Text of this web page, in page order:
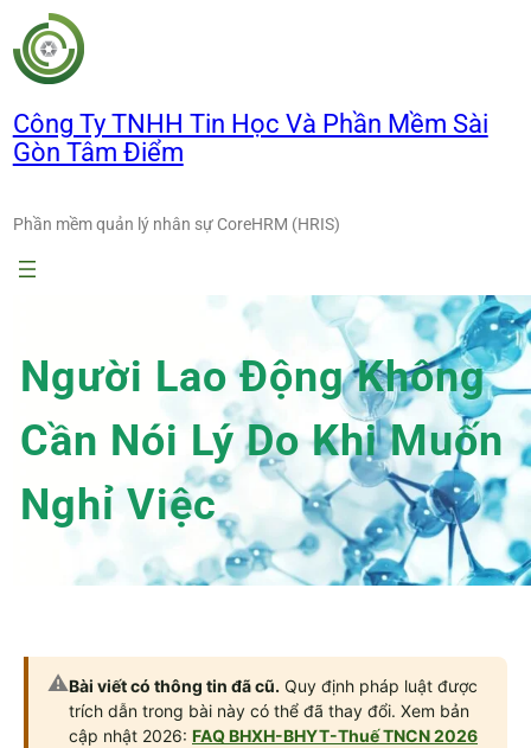
Chuyển
đến
phần
dung
Công Ty TNHH Tin Học Và Phần Mềm Sài
Gòn Tâm Điểm
Phần mềm quản lý nhân sự CoreHRM (HRIS)
Người Lao Động Không
Cần Nói Lý Do Khi Muốn
Nghỉ Việc
⚠️Bài viết có thông tin đã cũ. Quy định pháp luật được
trích dẫn trong bài này có thể đã thay đổi. Xem bản
cập nhật 2026: FAQ BHXH-BHYT-Thuế TNCN 2026